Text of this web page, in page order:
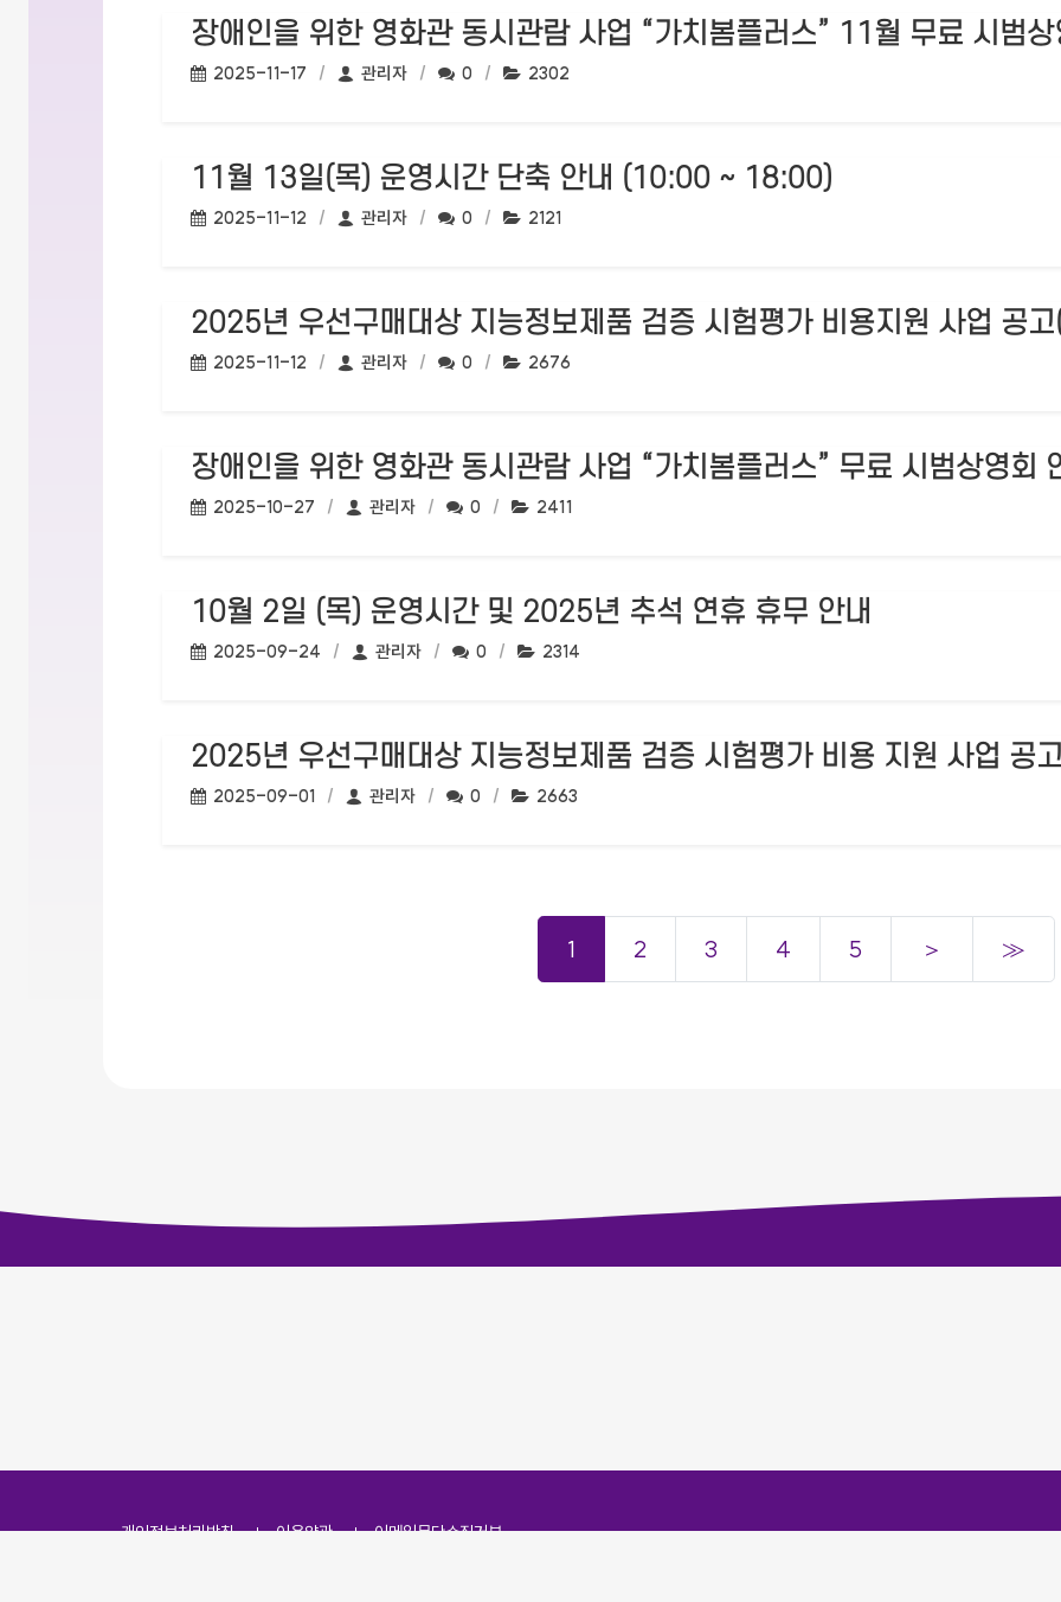
장애인을 위한 영화관 동시관람 사업 “가치봄플러스” 11월 무료 시범
작성일:
2025-11-17 작성자:
관리자 댓글수:
0 조회수:
2302
11월 13일(목) 운영시간 단축 안내 (10:00 ~ 18:00)
작성일:
2025-11-12 작성자:
관리자 댓글수:
0 조회수:
2121
2025년 우선구매대상 지능정보제품 검증 시험평가 비용지원 사업 공
작성일:
2025-11-12 작성자:
관리자 댓글수:
0 조회수:
2676
장애인을 위한 영화관 동시관람 사업 “가치봄플러스” 무료 시범상영회
작성일:
2025-10-27 작성자:
관리자 댓글수:
0 조회수:
2411
10월 2일 (목) 운영시간 및 2025년 추석 연휴 휴무 안내
작성일:
2025-09-24 작성자:
관리자 댓글수:
0 조회수:
2314
2025년 우선구매대상 지능정보제품 검증 시험평가 비용 지원 사업 공
작성일:
2025-09-01 작성자:
관리자 댓글수:
0 조회수:
2663
1 2 3 4 5 ＞ ≫
개인정보처리방침 이용약관 이메일무단수집거부